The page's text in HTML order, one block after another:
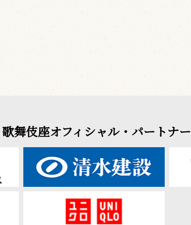
歌舞伎座オフィシャル・パートナー